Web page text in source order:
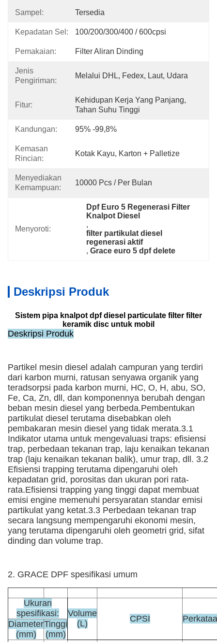
Sampel: Tersedia
Kepadatan Sel: 100/200/300/400 / 600cpsi
Pemakaian: Filter Aliran Dinding
Jenis
Pengiriman:
Melalui DHL, Fedex, Laut, Udara
Fitur:
Kehidupan Kerja Yang Panjang,
Tahan Suhu Tinggi
Kandungan: 95% -99,8%
Kemasan
Rincian:
Kotak Kayu, Karton + Palletize
Menyediakan
Kemampuan:
10000 Pcs / Per Bulan
Menyoroti:
Dpf Euro 5 Regenerasi Filter
Knalpot Diesel
,
filter partikulat diesel
regenerasi aktif
, Grace euro 5 dpf delete
Deskripsi Produk
Sistem pipa knalpot dpf diesel particulate filter filter
keramik disc untuk mobil
Deskripsi Produk
Partikel mesin diesel adalah campuran yang terdiri
dari karbon murni, ratusan senyawa organik yang
teradsorpsi pada karbon murni, HC, O, H, abu, SO,
Fe, Ca, Zn, dll, dan komponennya berubah dengan
beban mesin diesel yang berbeda.Pembentukan
partikulat diesel terutama disebabkan oleh
pembakaran mesin diesel yang tidak merata.3.1
Indikator utama untuk mengevaluasi traps: efisiensi
trap, perbedaan tekanan trap, laju kenaikan tekanan
trap (laju kenaikan tekanan balik), umur trap, dll. 3.2
Efisiensi trapping terutama dipengaruhi oleh
kepadatan grid, porositas dan ukuran pori rata-
rata.Efisiensi trapping yang tinggi dapat membuat
emisi engine memenuhi persyaratan standar emisi
partikulat yang ketat.3.3 Perbedaan tekanan trap
secara langsung mempengaruhi ekonomi mesin,
yang terutama dipengaruhi oleh geometri grid, sifat
dinding dan volume trap.
2. GRACE DPF spesifikasi umum
Ukuran
spesifikasi:
Volume
(L)
CPSI
Diameter
(mm)
Tinggi
(mm)